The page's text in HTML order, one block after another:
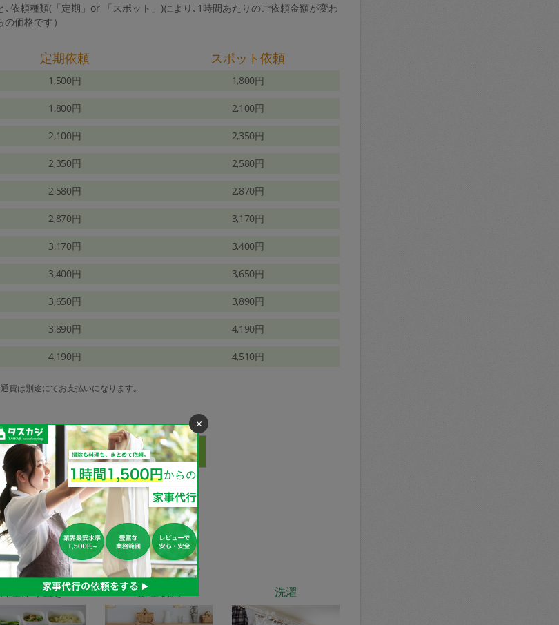
､依頼種類(「定期」or 「スポット」)により､1時間あたりのご依頼金額が変わ
価格です）
定期依頼 スポット依頼
1,500円 1,800円
1,800円 2,100円
2,100円 2,350円
2,350円 2,580円
2,580円 2,870円
2,870円 3,170円
3,170円 3,400円
3,400円 3,650円
3,650円 3,890円
3,890円 4,190円
4,190円 4,510円
費は別途にてお支払いになります｡
家事代行サービスの種類
カジで依頼できるサービスは下記となります。
料理作り置き 整理収納 洗濯
×